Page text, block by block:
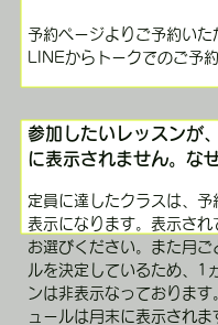
予約ページよりご予約いた
LINEからトークでのご予
定員に達したクラスは、予
表示になります。表示され
お選びください。また月ご
ルを決定しているため、1
ンは非表示なっております
ュールは月末に表示されま
参加したいレッスンが
に表示されません。な